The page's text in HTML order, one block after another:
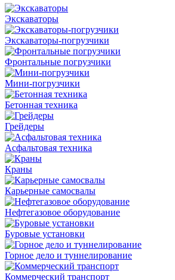
Экскаваторы
Экскаваторы-погрузчики
Фронтальные погрузчики
Мини-погрузчики
Бетонная техника
Грейдеры
Асфальтовая техника
Краны
Карьерные самосвалы
Нефтегазовое оборудование
Буровые установки
Горное дело и туннелирование
Коммерческий транспорт